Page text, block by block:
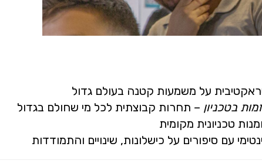
על משמעות קטנה בעולם גדול
בטכניון – תחרות קבוצתית לכל מי שחולם בגדול
טכניונית מקומית
עם סיפורים על כישלונות, שינויים והתמודדות